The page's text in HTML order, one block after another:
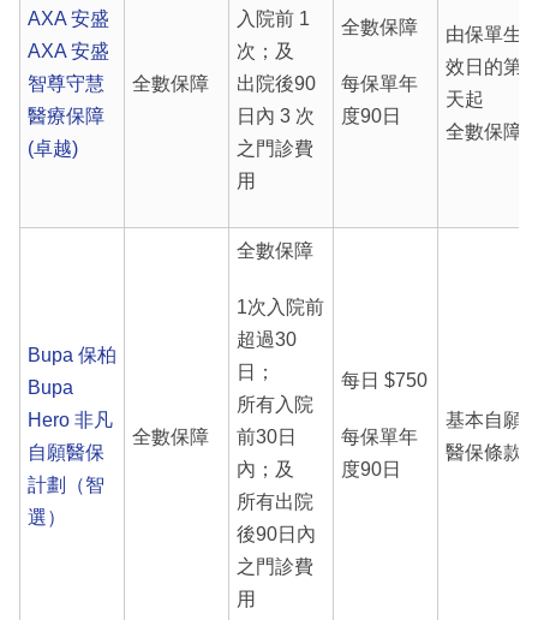
AXA 安盛
AXA 安盛
智尊守慧
醫療保障
(卓越)
全數保障
入院前 1
次；及
出院後90
日內 3 次
之門診費
用
全數保障
每保單年
度90日
由保單生
效日的第1
天起
全數保障
Bupa 保柏
Bupa
Hero 非凡
自願醫保
計劃（智
選）
全數保障
全數保障
1次入院前
超過30
日；
所有入院
前30日
內；及
所有出院
後90日內
之門診費
用
每日 $750
每保單年
度90日
基本自願
醫保條款